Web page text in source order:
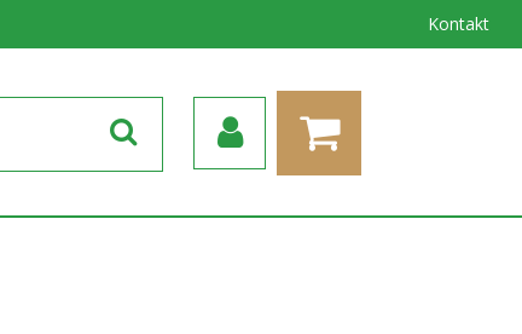
Kontakt